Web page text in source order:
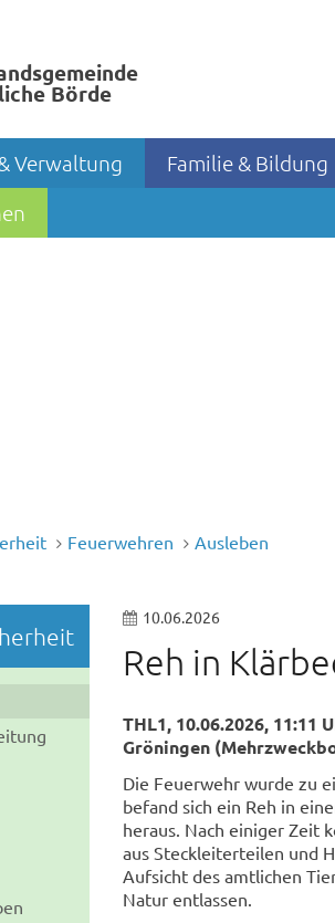
Börde
Verwaltung Familie & Bildung
Feuerwehren Ausleben
10.06.2026
Reh in
THL1, 10.06.2026, 11:11
Gröningen
Die Feuerwehr wurde zu
befand sich ein Reh in
heraus. Nach einiger Zeit
aus Steckleiterteilen und
Aufsicht des amtlichen
Natur entlassen.